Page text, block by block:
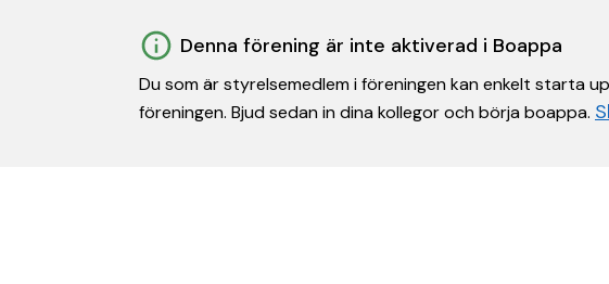
Denna förening är inte aktiverad i Boappa
Du som är styrelsemedlem i föreningen kan enkelt starta
föreningen. Bjud sedan in dina kollegor och börja boappa.